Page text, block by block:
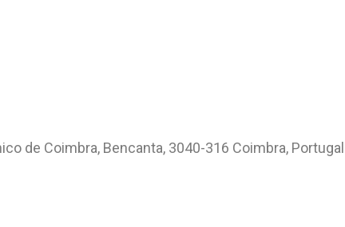
de Coimbra, Bencanta, 3040-316 Coimbra, Portugal